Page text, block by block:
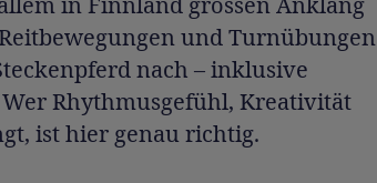
und Turnübungen
nach – inklusive
Rhythmusgefühl, Kreativität
ist hier genau richtig.